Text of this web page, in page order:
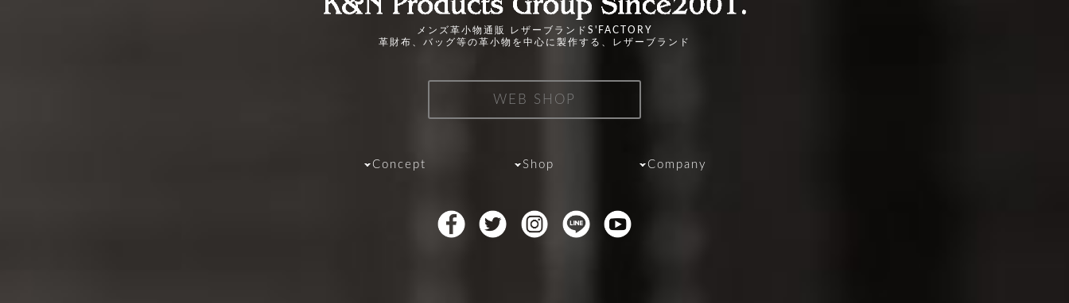
メンズ革小物通販 レザーブランドS'FACTORY
革財布、バッグ等の革小物を中心に製作する、レザーブランド
WEB SHOP
Concept Shop Company